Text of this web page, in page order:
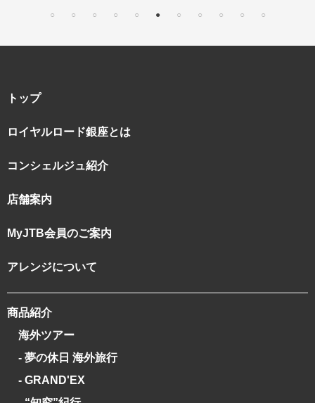
トップ
ロイヤルロード銀座とは
コンシェルジュ紹介
店舗案内
MyJTB会員のご案内
アレンジについて
商品紹介
海外ツアー
- 夢の休日 海外旅行
- GRAND'EX